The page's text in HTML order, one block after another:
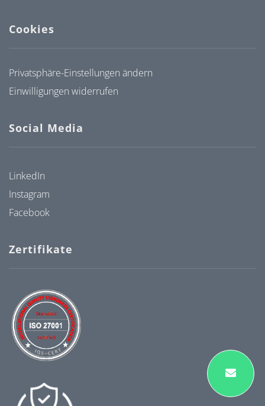
Cookies
Privatsphäre-Einstellungen ändern
Einwilligungen widerrufen
Social Media
LinkedIn
Instagram
Facebook
Zertifikate